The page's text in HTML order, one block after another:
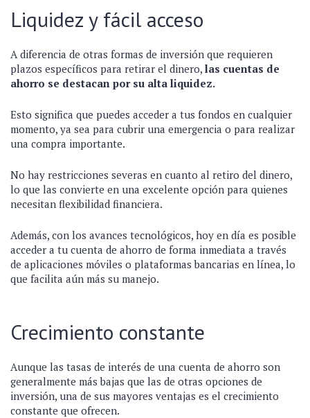
Liquidez y fácil acceso
A diferencia de otras formas de inversión que requieren
plazos específicos para retirar el dinero, las cuentas de
ahorro se destacan por su alta liquidez.
Esto significa que puedes acceder a tus fondos en cualquier
momento, ya sea para cubrir una emergencia o para realizar
una compra importante.
No hay restricciones severas en cuanto al retiro del dinero,
lo que las convierte en una excelente opción para quienes
necesitan flexibilidad financiera.
Además, con los avances tecnológicos, hoy en día es posible
acceder a tu cuenta de ahorro de forma inmediata a través
de aplicaciones móviles o plataformas bancarias en línea, lo
que facilita aún más su manejo.
Crecimiento constante
Aunque las tasas de interés de una cuenta de ahorro son
generalmente más bajas que las de otras opciones de
inversión, una de sus mayores ventajas es el crecimiento
constante que ofrecen.